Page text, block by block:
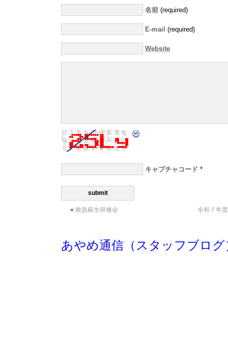
名前 (required)
E-mail (required)
Website
キャプチャコード *
« 救急蘇生研修会 令和７年
あやめ通信（スタッフブログ